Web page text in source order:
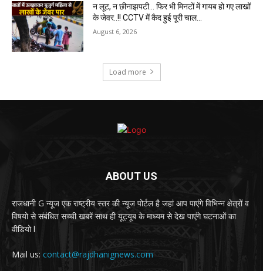
न लूट, न छीनाझपटी… फिर भी मिनटों में गायब हो गए लाखों
के जेवर..!! CCTV में कैद हुई पूरी चाल…
August 6, 2026
Load more
ABOUT US
राजधानी G न्यूज एक राष्ट्रीय स्तर की न्यूज पोर्टल है जहां आप पाएंगे विभिन्न क्षेत्रों व
विषयो से संबंधित सच्ची खबरें साथ ही यूट्यूब के माध्यम से देख पाएंगे घटनाओं का
वीडियो l
Mail us: contact@rajdhanignews.com